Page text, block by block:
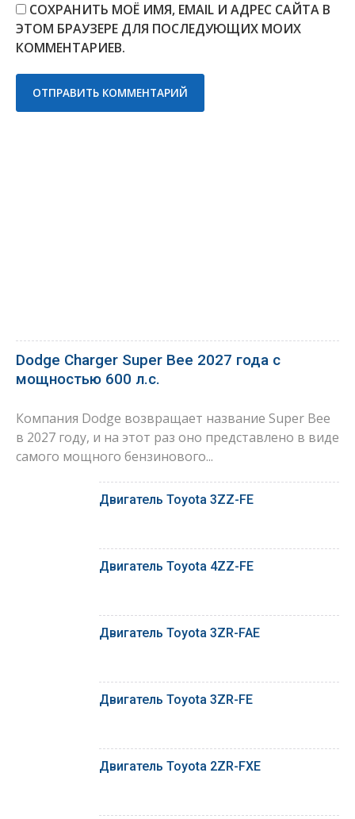
СОХРАНИТЬ МОЁ ИМЯ, EMAIL И АДРЕС САЙТА В
ЭТОМ БРАУЗЕРЕ ДЛЯ ПОСЛЕДУЮЩИХ МОИХ
КОММЕНТАРИЕВ.
Dodge Charger Super Bee 2027 года с
мощностью 600 л.с.
Компания Dodge возвращает название Super Bee
в 2027 году, и на этот раз оно представлено в виде
самого мощного бензинового...
Двигатель Toyota 3ZZ-FE
Двигатель Toyota 4ZZ-FE
Двигатель Toyota 3ZR-FAE
Двигатель Toyota 3ZR-FE
Двигатель Toyota 2ZR-FXE